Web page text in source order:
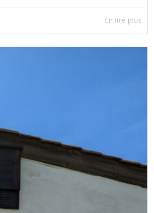
En lire plus